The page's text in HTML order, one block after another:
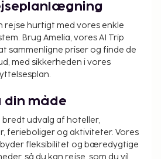
rejse hurtigt med vores enkle
Brug Amelia, vores AI Trip
sammenligne priser og finde de
med sikkerheden i vores
din måde
udvalg af hoteller,
ferieboliger og aktiviteter. Vores
fleksibilitet og bæredygtige